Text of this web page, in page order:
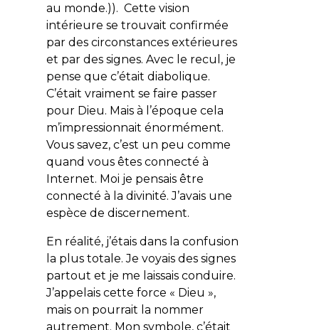
au monde.)). Cette vision
intérieure se trouvait confirmée
par des circonstances extérieures
et par des signes. Avec le recul, je
pense que c’était diabolique.
C’était vraiment se faire passer
pour Dieu. Mais à l’époque cela
m’impressionnait énormément.
Vous savez, c’est un peu comme
quand vous êtes connecté à
Internet. Moi je pensais être
connecté à la divinité. J’avais une
espèce de discernement.
En réalité, j’étais dans la confusion
la plus totale. Je voyais des signes
partout et je me laissais conduire.
J’appelais cette force « Dieu »,
mais on pourrait la nommer
autrement. Mon symbole, c’était